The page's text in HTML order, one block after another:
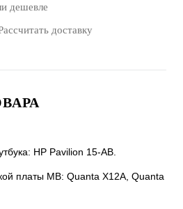
дешевле
доставку
HP Pavilion 15-AB.
платы MB: Quanta X12A, Quanta